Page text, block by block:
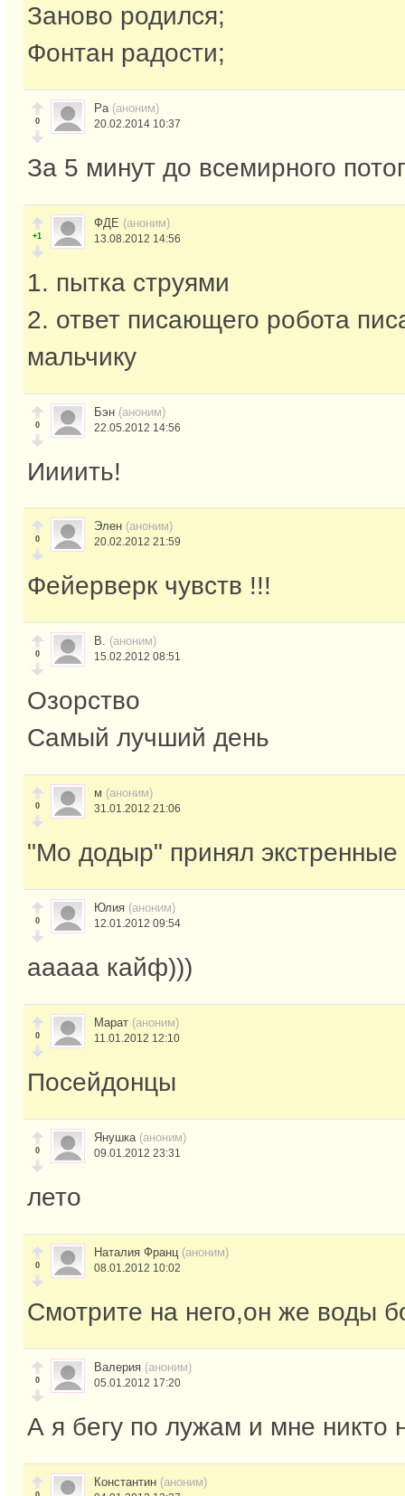
Заново родился;
Фонтан радости;
0
Ра (аноним)
20.02.2014 10:37
За 5 минут до всемирного
+1
ФДЕ (аноним)
13.08.2012 14:56
1. пытка струями
2. ответ писающего робота
мальчику
0
Бэн (аноним)
22.05.2012 14:56
Иииить!
0
Элен (аноним)
20.02.2012 21:59
Фейерверк чувств !!!
0
В. (аноним)
15.02.2012 08:51
Озорство
Самый лучший день
0
м (аноним)
31.01.2012 21:06
"Мо додыр" принял
0
Юлия (аноним)
12.01.2012 09:54
ааааа кайф)))
0
Марат (аноним)
11.01.2012 12:10
Посейдонцы
0
Янушка (аноним)
09.01.2012 23:31
лето
0
Наталия Франц (аноним)
08.01.2012 10:02
Смотрите на него,он же воды
0
Валерия (аноним)
05.01.2012 17:20
А я бегу по лужам и мне никто
Константин (аноним)